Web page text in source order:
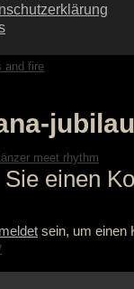
and fire
meet rhythm
einen
sein, um einen